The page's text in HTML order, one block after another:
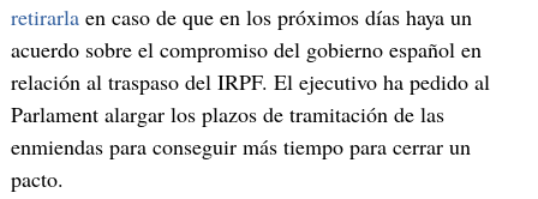
retirarla en caso de que en los próximos días haya un
acuerdo sobre el compromiso del gobierno español en
relación al traspaso del IRPF. El ejecutivo ha pedido al
Parlament alargar los plazos de tramitación de las
enmiendas para conseguir más tiempo para cerrar un
pacto.